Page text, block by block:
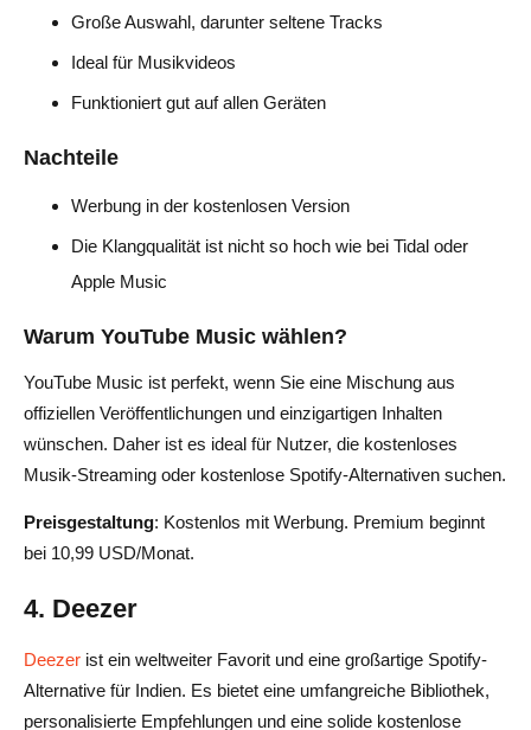
Große Auswahl, darunter seltene Tracks
Ideal für Musikvideos
Funktioniert gut auf allen Geräten
Nachteile
Werbung in der kostenlosen Version
Die Klangqualität ist nicht so hoch wie bei Tidal oder
Apple Music
Warum YouTube Music wählen?
YouTube Music ist perfekt, wenn Sie eine Mischung aus
offiziellen Veröffentlichungen und einzigartigen Inhalten
wünschen. Daher ist es ideal für Nutzer, die kostenloses
Musik-Streaming oder kostenlose Spotify-Alternativen suchen.
Preisgestaltung: Kostenlos mit Werbung. Premium beginnt
bei 10,99 USD/Monat.
4. Deezer
Deezer ist ein weltweiter Favorit und eine großartige Spotify-
Alternative für Indien. Es bietet eine umfangreiche Bibliothek,
personalisierte Empfehlungen und eine solide kostenlose